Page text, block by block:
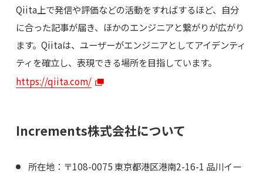
Qiita上で発信や評価などの活動をすればするほど、自分
に合った記事が届き、ほかのエンジニアと繋がりが広がり
ます。Qiitaは、ユーザーがエンジニアとしてアイデンティ
ティを確立し、表現できる場所を目指しています。
https://qiita.com/
Increments株式会社について
所在地：〒108-0075 東京都港区港南2-16-1 品川イー